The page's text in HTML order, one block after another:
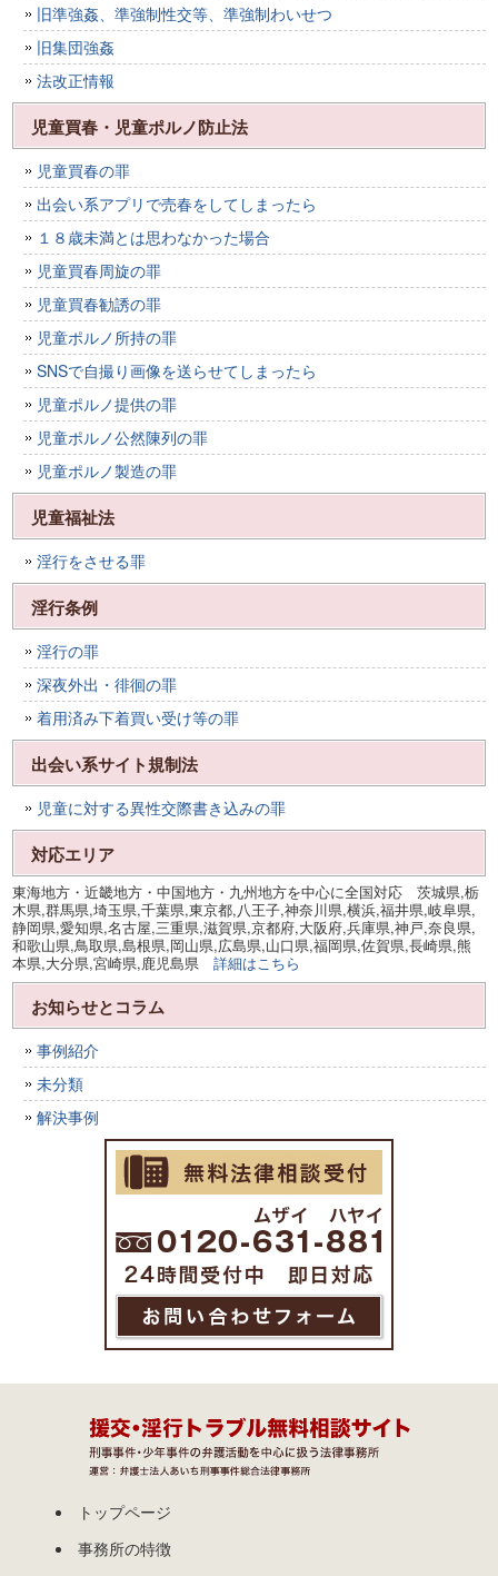
旧準強姦、準強制性交等、準強制わいせつ
旧集団強姦
法改正情報
児童買春・児童ポルノ防止法
児童買春の罪
出会い系アプリで売春をしてしまったら
１８歳未満とは思わなかった場合
児童買春周旋の罪
児童買春勧誘の罪
児童ポルノ所持の罪
SNSで自撮り画像を送らせてしまったら
児童ポルノ提供の罪
児童ポルノ公然陳列の罪
児童ポルノ製造の罪
児童福祉法
淫行をさせる罪
淫行条例
淫行の罪
深夜外出・徘徊の罪
着用済み下着買い受け等の罪
出会い系サイト規制法
児童に対する異性交際書き込みの罪
対応エリア
東海地方・近畿地方・中国地方・九州地方を中心に全国対応 茨城県,栃
木県,群馬県,埼玉県,千葉県,東京都,八王子,神奈川県,横浜,福井県,岐阜県,
静岡県,愛知県,名古屋,三重県,滋賀県,京都府,大阪府,兵庫県,神戸,奈良県,
和歌山県,鳥取県,島根県,岡山県,広島県,山口県,福岡県,佐賀県,長崎県,熊
本県,大分県,宮崎県,鹿児島県詳細はこちら
お知らせとコラム
事例紹介
未分類
解決事例
トップページ
事務所の特徴